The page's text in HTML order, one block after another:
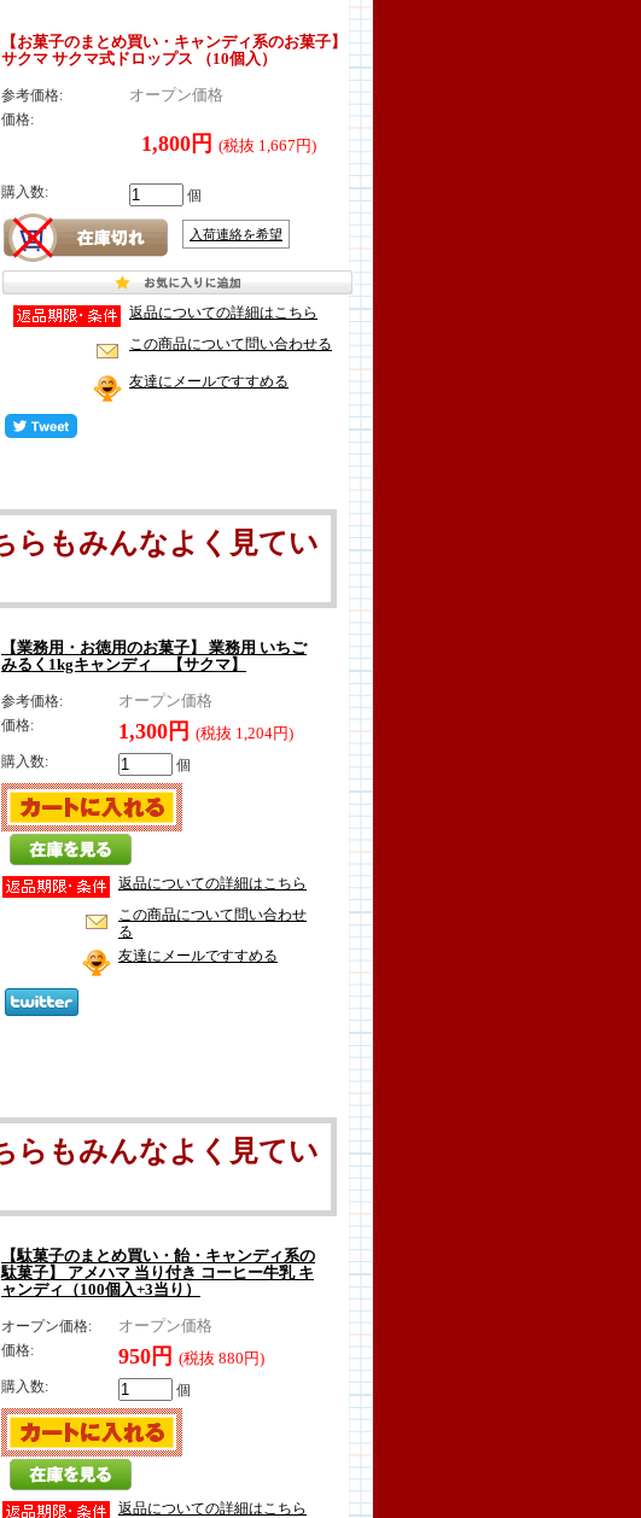
【お菓子のまとめ買い・キャンディ系のお菓子】
サクマ サクマ式ドロップス （10個入）
参考価格: オープン価格
価格:
1,800円 (税抜 1,667円)
購入数: 個
入荷連絡を希望
返品についての詳細はこちら
この商品について問い合わせる
友達にメールですすめる
らもみんなよく見てい
【業務用・お徳用のお菓子】 業務用 いちご
みるく1kgキャンディ 【サクマ】
参考価格: オープン価格
価格: 1,300円 (税抜 1,204円)
購入数: 個
返品についての詳細はこちら
この商品について問い合わせ
る
友達にメールですすめる
らもみんなよく見てい
【駄菓子のまとめ買い・飴・キャンディ系の
駄菓子】 アメハマ 当り付き コーヒー牛乳 キ
ャンディ（100個入+3当り）
オープン価格: オープン価格
価格: 950円 (税抜 880円)
購入数: 個
返品についての詳細はこちら